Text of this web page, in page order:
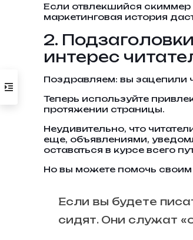
Если отвлекшийся скиммер
маркетинговая история
2.
интерес
Поздравляем: вы зацепили
Теперь используйте
протяжении страницы.
Неудивительно, что
еще, объявлениями,
оставаться в курсе всего
Но вы можете помочь своим
Если вы будете
сидят. Они служат